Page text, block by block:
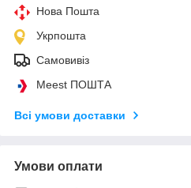
Нова Пошта
Укрпошта
Самовивіз
Meest ПОШТА
Всі умови доставки
Умови оплати